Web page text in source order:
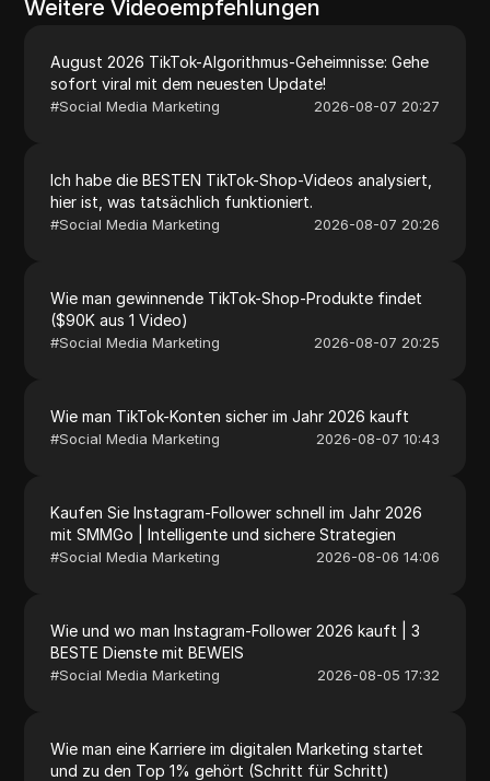
Weitere Videoempfehlungen
August 2026 TikTok-Algorithmus-Geheimnisse: Gehe
sofort viral mit dem neuesten Update!
#Social Media Marketing 2026-08-07 20:27
Ich habe die BESTEN TikTok-Shop-Videos analysiert,
hier ist, was tatsächlich funktioniert.
#Social Media Marketing 2026-08-07 20:26
Wie man gewinnende TikTok-Shop-Produkte findet
($90K aus 1 Video)
#Social Media Marketing 2026-08-07 20:25
Wie man TikTok-Konten sicher im Jahr 2026 kauft
#Social Media Marketing 2026-08-07 10:43
Kaufen Sie Instagram-Follower schnell im Jahr 2026
mit SMMGo | Intelligente und sichere Strategien
#Social Media Marketing 2026-08-06 14:06
Wie und wo man Instagram-Follower 2026 kauft | 3
BESTE Dienste mit BEWEIS
#Social Media Marketing 2026-08-05 17:32
Wie man eine Karriere im digitalen Marketing startet
und zu den Top 1% gehört (Schritt für Schritt)